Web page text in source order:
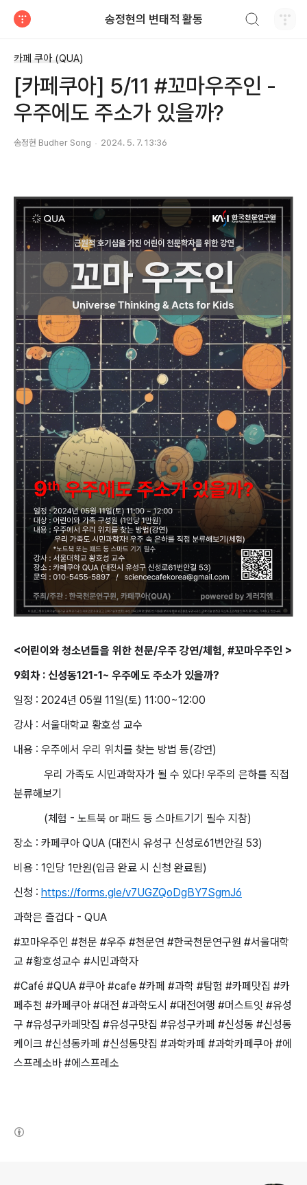
송정현의 변태적 활동
카페 쿠아 (QUA)
[카페쿠아] 5/11 #꼬마우주인 -
우주에도 주소가 있을까?
송정현 Budher Song 2024. 5. 7. 13:36
<어린이와 청소년들을 위한 천문/우주 강연/체험, #꼬마우주인 >
9회차 : 신성동121-1~ 우주에도 주소가 있을까?
일정 : 2024년 05월 11일(토) 11:00~12:00
강사 : 서울대학교 황호성 교수
내용 : 우주에서 우리 위치를 찾는 방법 등(강연)
우리 가족도 시민과학자가 될 수 있다! 우주의 은하를 직접
분류해보기
(체험 - 노트북 or 패드 등 스마트기기 필수 지참)
장소 : 카페쿠아 QUA (대전시 유성구 신성로61번안길 53)
비용 : 1인당 1만원(입금 완료 시 신청 완료됨)
신청 : https://forms.gle/v7UGZQoDgBY7SgmJ6
과학은 즐겁다 - QUA
#꼬마우주인 #천문 #우주 #천문연 #한국천문연구원 #서울대학
교 #황호성교수 #시민과학자
#Café #QUA #쿠아 #cafe #카페 #과학 #탐험 #카페맛집 #카
페추천 #카페쿠아 #대전 #과학도시 #대전여행 #머스트잇 #유성
구 #유성구카페맛집 #유성구맛집 #유성구카페 #신성동 #신성동
케이크 #신성동카페 #신성동맛집 #과학카페 #과학카페쿠아 #에
스프레소바 #에스프레소